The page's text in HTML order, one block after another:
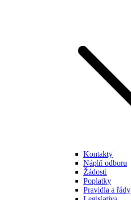
Kontakty
Náplň odboru
Žádosti
Poplatky
Pravidla a řády